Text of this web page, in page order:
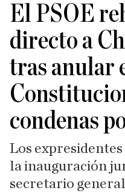
El PSOE
directo a
tras anular
condenas
Los expresidentes
la inauguración
secretario